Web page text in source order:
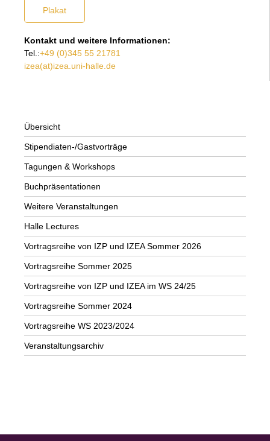
Plakat
Kontakt und weitere Informationen:
Tel.:+49 (0)345 55 21781
izea(at)izea.uni-halle.de
Übersicht
Stipendiaten-/Gastvorträge
Tagungen & Workshops
Buchpräsentationen
Weitere Veranstaltungen
Halle Lectures
Vortragsreihe von IZP und IZEA Sommer 2026
Vortragsreihe Sommer 2025
Vortragsreihe von IZP und IZEA im WS 24/25
Vortragsreihe Sommer 2024
Vortragsreihe WS 2023/2024
Veranstaltungsarchiv